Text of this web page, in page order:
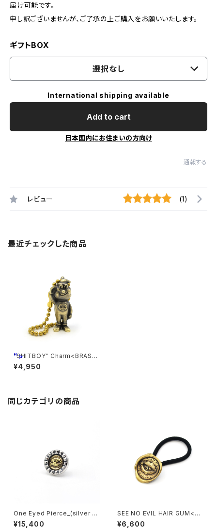
届け可能です。
申し訳ございませんが、ご了承の上ご購入をお願いいたします。
ギフトBOX
選択なし
International shipping available
Add to cart
日本国内にお住まいの方向け
通報する
レビュー (1)
最近チェックした商品
">
"SHITBOY" Charm<BRASS
>
¥4,950
同じカテゴリの商品
One Eyed Pierce_(silver x
brass)
¥15,400
SEE NO EVIL HAIR GUM<M
r.CASANOVA collaboration
¥6,600